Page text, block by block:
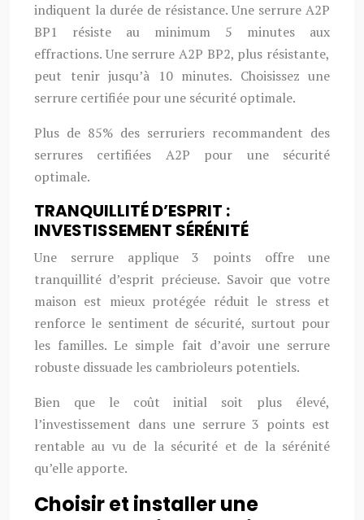
indiquent la durée de résistance. Une serrure A2P
BP1 résiste au minimum 5 minutes aux
effractions. Une serrure A2P BP2, plus résistante,
peut tenir jusqu’à 10 minutes. Choisissez une
serrure certifiée pour une sécurité optimale.
Plus de 85% des serruriers recommandent des
serrures certifiées A2P pour une sécurité
optimale.
TRANQUILLITÉ D’ESPRIT :
INVESTISSEMENT SÉRÉNITÉ
Une serrure applique 3 points offre une
tranquillité d’esprit précieuse. Savoir que votre
maison est mieux protégée réduit le stress et
renforce le sentiment de sécurité, surtout pour
les familles. Le simple fait d’avoir une serrure
robuste dissuade les cambrioleurs potentiels.
Bien que le coût initial soit plus élevé,
l’investissement dans une serrure 3 points est
rentable au vu de la sécurité et de la sérénité
qu’elle apporte.
Choisir et installer une